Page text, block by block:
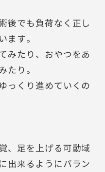
後でも負荷なく正し
ます。
みたり、おやつをあ
たり。
っくり進めていくの
、足を上げる可動域
出来るようにバラン